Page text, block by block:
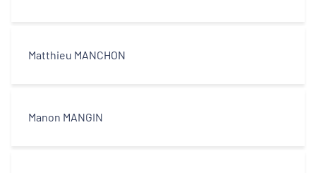
Matthieu MANCHON
Manon MANGIN